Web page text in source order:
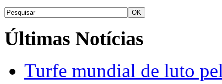
Últimas Notícias
Turfe mundial de luto